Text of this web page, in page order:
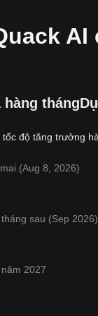
AI
hàng tháng
độ tăng trưởng
(Aug 8, 2026)
sau (Sep 2026)
2027